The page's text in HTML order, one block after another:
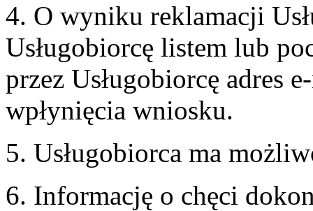
4. O wyniku reklamacji
Usługobiorcę listem lub
przez Usługobiorcę adres
wpłynięcia wniosku.
5. Usługobiorca ma
6. Informację o chęci